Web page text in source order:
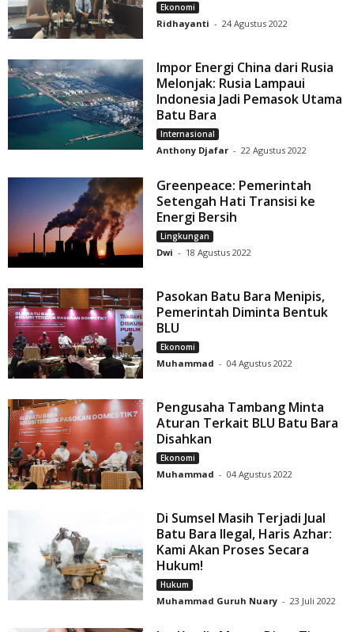
Ekonomi
Ridhayanti - 24 Agustus 2022
Impor Energi China dari Rusia
Melonjak: Rusia Lampaui
Indonesia Jadi Pemasok Utama
Batu Bara
Internasional
Anthony Djafar - 22 Agustus 2022
Greenpeace: Pemerintah
Setengah Hati Transisi ke
Energi Bersih
Lingkungan
Dwi - 18 Agustus 2022
Pasokan Batu Bara Menipis,
Pemerintah Diminta Bentuk
BLU
Ekonomi
Muhammad - 04 Agustus 2022
Pengusaha Tambang Minta
Aturan Terkait BLU Batu Bara
Disahkan
Ekonomi
Muhammad - 04 Agustus 2022
Di Sumsel Masih Terjadi Jual
Batu Bara Ilegal, Haris Azhar:
Kami Akan Proses Secara
Hukum!
Hukum
Muhammad Guruh Nuary - 23 Juli 2022